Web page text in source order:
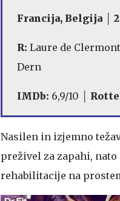
Francija, Belgija │
R: Laure de
Dern
IMDb: 6,9/10 │
Nasilen in izjemno
preživel za zapahi,
rehabilitacije na